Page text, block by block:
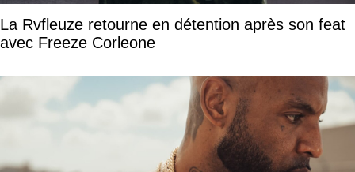
La Rvfleuze retourne en détention après son feat
avec Freeze Corleone